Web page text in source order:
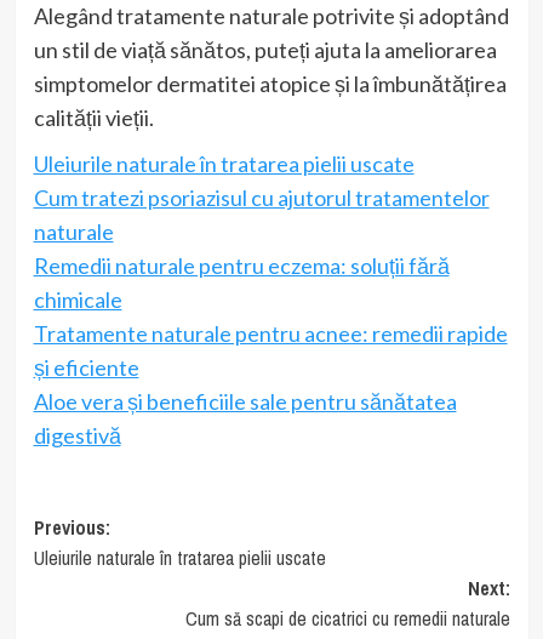
Alegând tratamente naturale potrivite și adoptând
un stil de viață sănătos, puteți ajuta la ameliorarea
simptomelor dermatitei atopice și la îmbunătățirea
calității vieții.
Uleiurile naturale în tratarea pielii uscate
Cum tratezi psoriazisul cu ajutorul tratamentelor
naturale
Remedii naturale pentru eczema: soluții fără
chimicale
Tratamente naturale pentru acnee: remedii rapide
și eficiente
Aloe vera și beneficiile sale pentru sănătatea
digestivă
Post
navigation
Previous:
Uleiurile naturale în tratarea pielii uscate
Next:
Cum să scapi de cicatrici cu remedii naturale